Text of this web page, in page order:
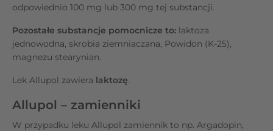
odpowiednio 100 mg lub 300 mg tej substancji.
Pozostałe substancje pomocnicze to: laktoza
jednowodna, skrobia ziemniaczana, Powidon (K-25),
magnezu stearynian.
Lek Allupol zawiera laktozę.
Allupol – zamienniki
W przypadku leku Allupol zamiennik to np. Argadopin,